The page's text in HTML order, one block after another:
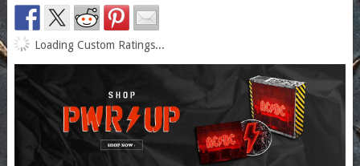
Loading Custom Ratings...